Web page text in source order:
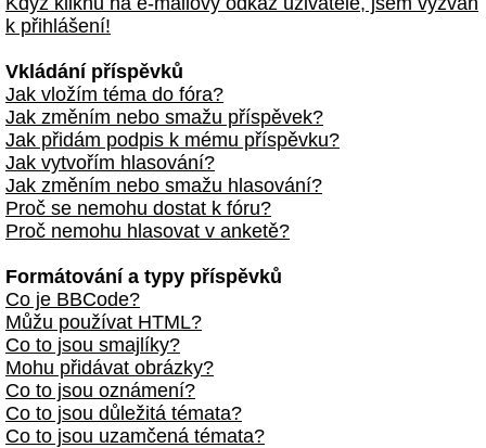
k přihlášení!
Vkládání příspěvků
Jak vložím téma do fóra?
Jak změním nebo smažu příspěvek?
Jak přidám podpis k mému příspěvku?
Jak vytvořím hlasování?
Jak změním nebo smažu hlasování?
Proč se nemohu dostat k fóru?
Proč nemohu hlasovat v anketě?
Formátování a typy příspěvků
Co je BBCode?
Můžu používat HTML?
Co to jsou smajlíky?
Mohu přidávat obrázky?
Co to jsou oznámení?
Co to jsou důležitá témata?
Co to jsou uzamčená témata?